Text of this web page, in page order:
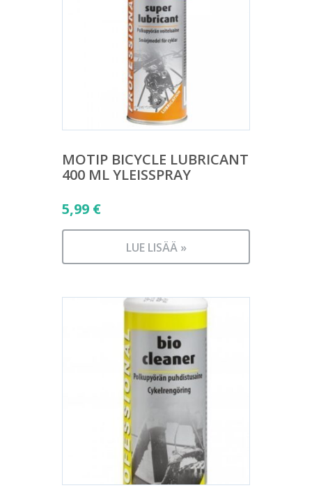
MOTIP BICYCLE LUBRICANT
400 ML YLEISSPRAY
5,99 €
LUE LISÄÄ »